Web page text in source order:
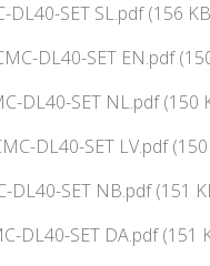
DL40-SET SL.pdf (156
DL40-SET EN.pdf
DL40-SET NL.pdf (150
DL40-SET LV.pdf
DL40-SET NB.pdf (151
DL40-SET DA.pdf (151